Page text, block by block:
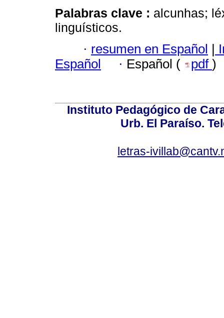
Palabras clave : alcunhas;
linguísticos.
· resumen en Español |
Español
· Español ( pdf )
Instituto Pedagógico de
Urb. El Paraíso.
letras-